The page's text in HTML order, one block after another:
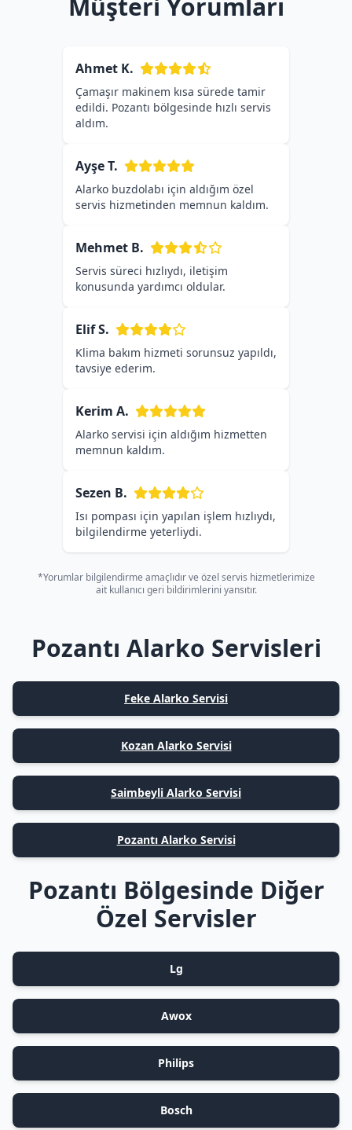
Müşteri Yorumları
Ahmet K.
Çamaşır makinem kısa sürede tamir
edildi. Pozantı bölgesinde hızlı servis
aldım.
Ayşe T.
Alarko buzdolabı için aldığım özel
servis hizmetinden memnun kaldım.
Mehmet B.
Servis süreci hızlıydı, iletişim
konusunda yardımcı oldular.
Elif S.
Klima bakım hizmeti sorunsuz yapıldı,
tavsiye ederim.
Kerim A.
Alarko servisi için aldığım hizmetten
memnun kaldım.
Sezen B.
Isı pompası için yapılan işlem hızlıydı,
bilgilendirme yeterliydi.
*Yorumlar bilgilendirme amaçlıdır ve özel servis hizmetlerimize
ait kullanıcı geri bildirimlerini yansıtır.
Pozantı Alarko Servisleri
Feke Alarko Servisi
Kozan Alarko Servisi
Saimbeyli Alarko Servisi
Pozantı Alarko Servisi
Pozantı Bölgesinde Diğer
Özel Servisler
Lg
Awox
Philips
Bosch